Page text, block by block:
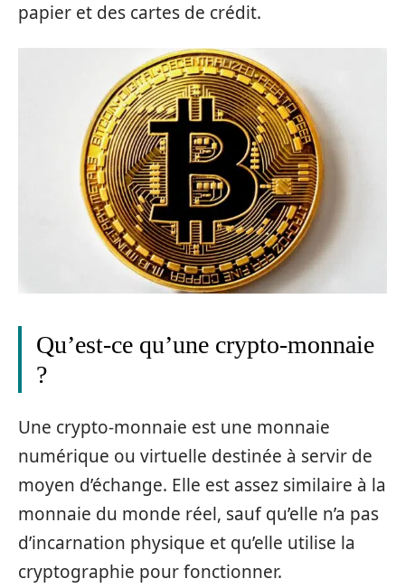
papier et des cartes de crédit.
Qu’est-ce qu’une crypto-monnaie
?
Une crypto-monnaie est une monnaie
numérique ou virtuelle destinée à servir de
moyen d’échange. Elle est assez similaire à la
monnaie du monde réel, sauf qu’elle n’a pas
d’incarnation physique et qu’elle utilise la
cryptographie pour fonctionner.